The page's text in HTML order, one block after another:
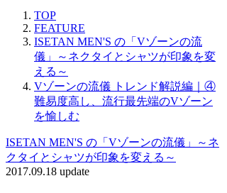
TOP
FEATURE
ISETAN MEN'S の「Vゾーンの流
儀」～ネクタイとシャツが印象を変
える～
Vゾーンの流儀 トレンド解説編｜④
難易度高し、流行最先端のVゾーン
を愉しむ
ISETAN MEN'S の「Vゾーンの流儀」～ネ
クタイとシャツが印象を変える～
2017.09.18 update